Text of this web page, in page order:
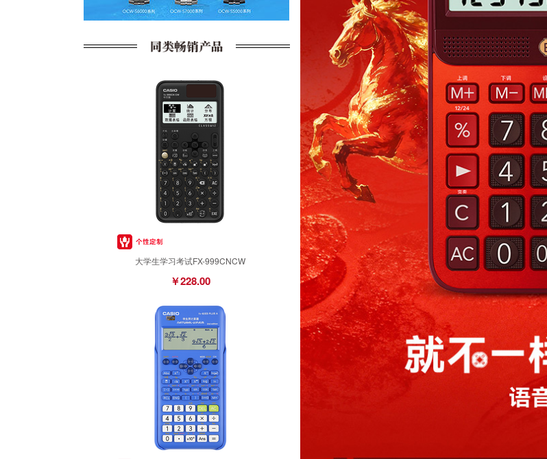
大学生学习考试FX-999CNCW
￥228.00